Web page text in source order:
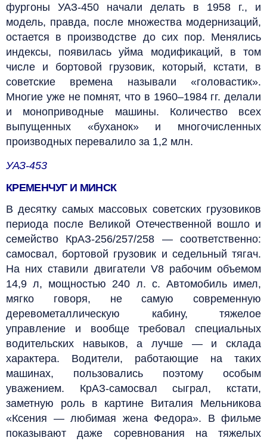
фургоны УАЗ-450 начали делать в 1958 г., и
модель, правда, после множества модернизаций,
остается в производстве до сих пор. Менялись
индексы, появилась уйма модификаций, в том
числе и бортовой грузовик, который, кстати, в
советские времена называли «головастик».
Многие уже не помнят, что в 1960–1984 гг. делали
и моноприводные машины. Количество всех
выпущенных «буханок» и многочисленных
производных перевалило за 1,2 млн.
УАЗ-453
КРЕМЕНЧУГ И МИНСК
В десятку самых массовых советских грузовиков
периода после Великой Отечественной вошло и
семейство КрАЗ-256/257/258 — соответственно:
самосвал, бортовой грузовик и седельный тягач.
На них ставили двигатели V8 рабочим объемом
14,9 л, мощностью 240 л. с. Автомобиль имел,
мягко говоря, не самую современную
деревометаллическую кабину, тяжелое
управление и вообще требовал специальных
водительских навыков, а лучше — и склада
характера. Водители, работающие на таких
машинах, пользовались поэтому особым
уважением. КрАЗ-самосвал сыграл, кстати,
заметную роль в картине Виталия Мельникова
«Ксения — любимая жена Федора». В фильме
показывают даже соревнования на тяжелых